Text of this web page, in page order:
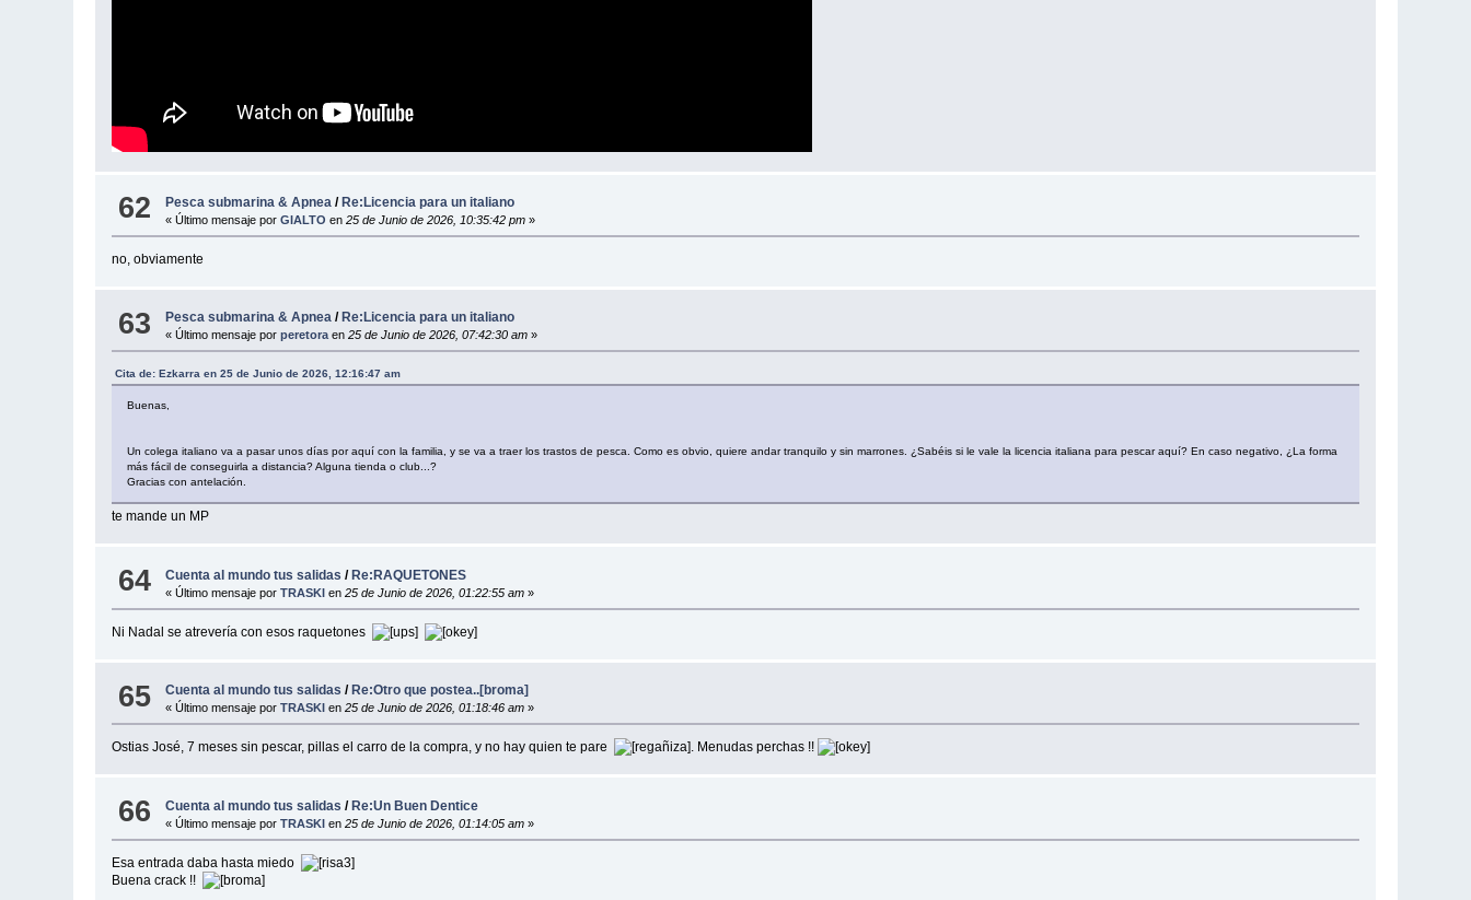
62 Pesca submarina & Apnea /Re:Licencia para un italiano
« Último mensaje porGIALTO en 25 de Junio de 2026, 10:35:42 pm »
no, obviamente
63 Pesca submarina & Apnea / Re:Licencia para un italiano
« Último mensaje porperetora en 25 de Junio de 2026, 07:42:30 am »
Cita de: Ezkarra en 25 de Junio de 2026, 12:16:47 am
Buenas,
Un colega italiano va a pasar unos días por aquí con la familia, y se va a traer los trastos de pesca. Como es obvio, quiere andar tranquilo y sin marrones. ¿Sabéis si le vale la licencia italiana para pescar aquí? En caso negativo, ¿La forma
más fácil de conseguirla a distancia? Alguna tienda o club...?
Gracias con antelación.
te mande un MP
64 Cuenta al mundo tus salidas /Re:RAQUETONES
« Último mensaje porTRASKI en 25 de Junio de 2026, 01:22:55 am »
Ni Nadal se atrevería con esos raquetones
65 Cuenta al mundo tus salidas / Re:Otro que postea..[broma]
« Último mensaje porTRASKI en 25 de Junio de 2026, 01:18:46 am »
Ostias José, 7 meses sin pescar, pillas el carro de la compra, y no hay quien te pare . Menudas perchas !!
66 Cuenta al mundo tus salidas /Re:Un Buen Dentice
« Último mensaje porTRASKI en 25 de Junio de 2026, 01:14:05 am »
Esa entrada daba hasta miedo
Buena crack !!